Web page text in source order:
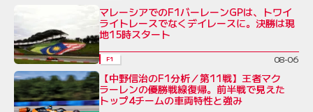
マレーシアでのF1バーレーンGPは、トワイ
ライトレースでなくデイレースに。決勝は現
地15時スタート
F1 08-06
【中野信治のF1分析／第11戦】王者マク
ラーレンの優勝戦線復帰。前半戦で見えた
トップ4チームの車両特性と強み